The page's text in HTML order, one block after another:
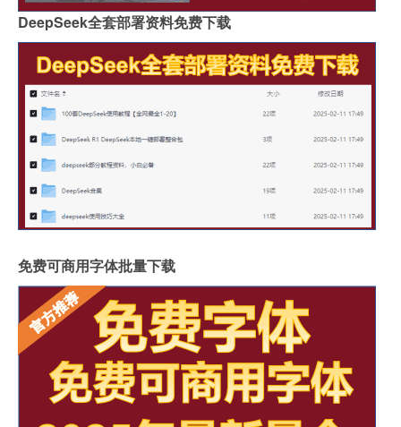
DeepSeek全套部署资料免费下载
免费可商用字体批量下载